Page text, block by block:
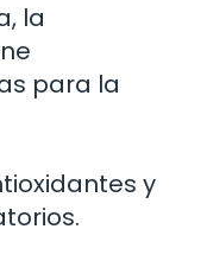
la
para la
y